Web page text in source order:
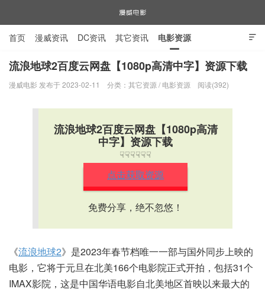

首页 漫威资讯 DC资讯 其它资讯 电影资源
电视剧资源 漫威图片
流浪地球2百度云网盘【1080p高清中字】资源下载
漫威电影 发布于 2023-02-11 分类： 其它资源 / 电影资源 阅读(392)
流浪地球2百度云网盘【1080p高清
中字】资源下载
☟☟☟☟☟☟
点击获取资源
免费分享，绝不忽悠！
《流浪地球2》是2023年春节档唯一一部与国外同步上映的
电影，它将于元旦在北美166个电影院正式开拍，包括31个
IMAX影院，这是中国华语电影自北美地区首映以来最大的